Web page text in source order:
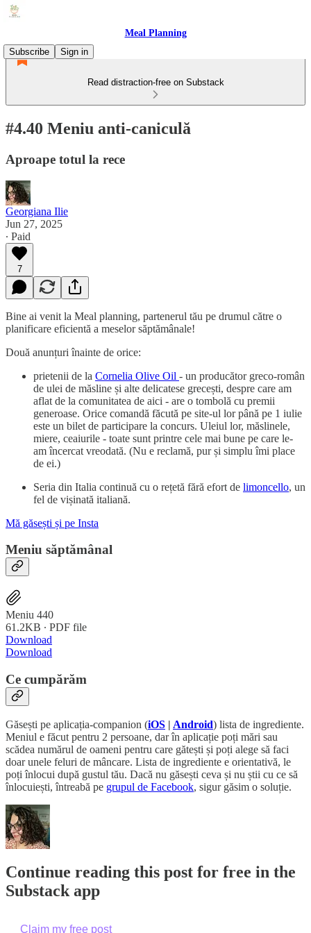
Meal Planning
Subscribe
Sign in
Read distraction-free on Substack
#4.40 Meniu anti-caniculă
Aproape totul la rece
Georgiana Ilie
Jun 27, 2025
∙ Paid
7
Bine ai venit la Meal planning, partenerul tău pe drumul către o
planificare eficientă a meselor săptămânale!
Două anunțuri înainte de orice:
prietenii de la Cornelia Olive Oil - un producător greco-român
de ulei de măsline și alte delicatese grecești, despre care am
aflat de la comunitatea de aici - are o tombolă cu premii
generoase. Orice comandă făcută pe site-ul lor până pe 1 iulie
este un bilet de participare la concurs. Uleiul lor, măslinele,
miere, ceaiurile - toate sunt printre cele mai bune pe care le-
am încercat vreodată. (Nu e reclamă, pur și simplu îmi place
de ei.)
Seria din Italia continuă cu o rețetă fără efort de limoncello, un
fel de vișinată italiană.
Mă găsești și pe Insta
Meniu săptămânal
Meniu 440
61.2KB ∙ PDF file
Download
Download
Ce cumpărăm
Găsești pe aplicația-companion (iOS | Android) lista de ingrediente.
Meniul e făcut pentru 2 persoane, dar în aplicație poți mări sau
scădea numărul de oameni pentru care gătești și poți alege să faci
doar unele feluri de mâncare. Lista de ingrediente e orientativă, le
poți înlocui după gustul tău. Dacă nu găsești ceva și nu știi cu ce să
înlocuiești, întreabă pe grupul de Facebook, sigur găsim o soluție.
Continue reading this post for free in the
Substack app
Claim my free post